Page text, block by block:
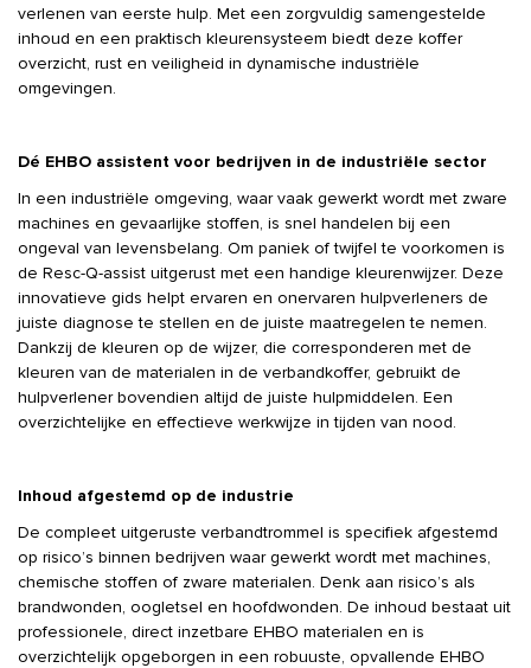
verlenen van eerste hulp. Met een zorgvuldig samengestelde
inhoud en een praktisch kleurensysteem biedt deze koffer
overzicht, rust en veiligheid in dynamische industriële
omgevingen.
Dé EHBO assistent voor bedrijven in de industriële sector
In een industriële omgeving, waar vaak gewerkt wordt met zware
machines en gevaarlijke stoffen, is snel handelen bij een
ongeval van levensbelang. Om paniek of twijfel te voorkomen is
de Resc-Q-assist uitgerust met een handige kleurenwijzer. Deze
innovatieve gids helpt ervaren en onervaren hulpverleners de
juiste diagnose te stellen en de juiste maatregelen te nemen.
Dankzij de kleuren op de wijzer, die corresponderen met de
kleuren van de materialen in de verbandkoffer, gebruikt de
hulpverlener bovendien altijd de juiste hulpmiddelen. Een
overzichtelijke en effectieve werkwijze in tijden van nood.
Inhoud afgestemd op de industrie
De compleet uitgeruste verbandtrommel is specifiek afgestemd
op risico’s binnen bedrijven waar gewerkt wordt met machines,
chemische stoffen of zware materialen. Denk aan risico’s als
brandwonden, oogletsel en hoofdwonden. De inhoud bestaat uit
professionele, direct inzetbare EHBO materialen en is
overzichtelijk opgeborgen in een robuuste, opvallende EHBO